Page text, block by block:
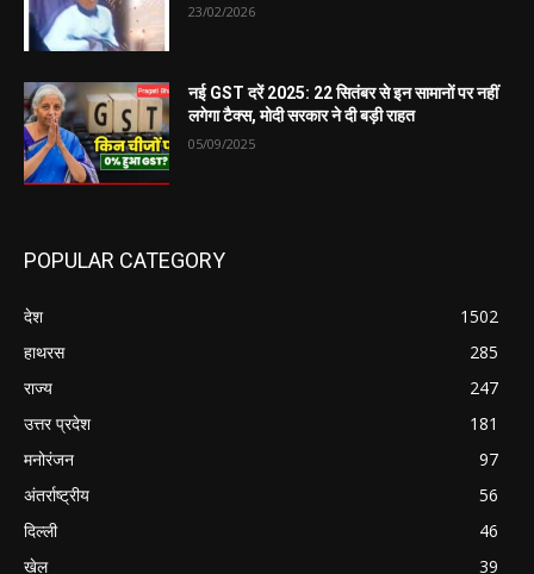
23/02/2026
नई GST दरें 2025: 22 सितंबर से इन सामानों पर नहीं
लगेगा टैक्स, मोदी सरकार ने दी बड़ी राहत
05/09/2025
POPULAR CATEGORY
देश
1502
हाथरस
285
राज्य
247
उत्तर प्रदेश
181
मनोरंजन
97
अंतर्राष्ट्रीय
56
दिल्ली
46
खेल
39